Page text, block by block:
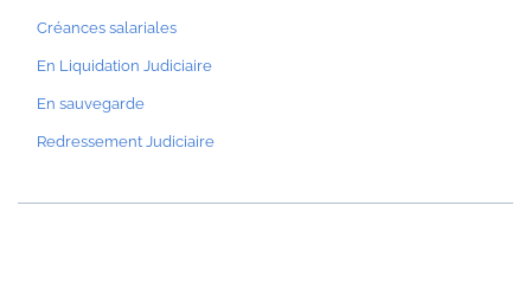
Créances salariales
En Liquidation Judiciaire
En sauvegarde
Redressement Judiciaire